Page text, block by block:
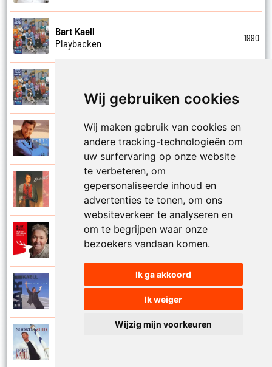
Wij gebruiken cookies
Wij maken gebruik van cookies en
andere tracking-technologieën om
uw surfervaring op onze website
te verbeteren, om
gepersonaliseerde inhoud en
advertenties te tonen, om ons
websiteverkeer te analyseren en
om te begrijpen waar onze
bezoekers vandaan komen.
Ik ga akkoord
Ik weiger
Wijzig mijn voorkeuren
Bart Kaell
Playbacken
1990
Popidool
Bart Kaell
Prinses
Bart Kaell
Bart Kaell
Rudolf het gekke rendier
Bart Kaell